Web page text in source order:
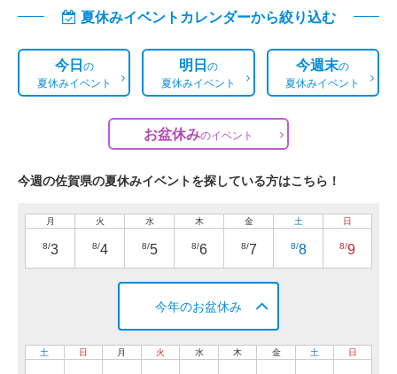
夏休みイベントカレンダーから絞り込む
今日の
夏休みイベント
明日の
夏休みイベント
今週末の
夏休みイベント
お盆休みのイベント
今週の佐賀県の夏休みイベントを探している方はこちら！
月
8/3
火
8/4
水
8/5
木
8/6
金
8/7
土
8/8
日
8/9
今年のお盆休み
土 日 月 火 水 木 金 土 日